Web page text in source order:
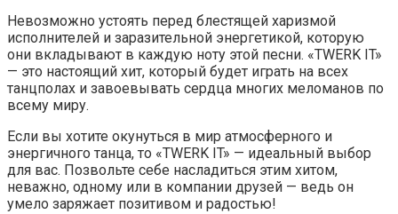
Невозможно устоять перед блестящей харизмой
исполнителей и заразительной энергетикой, которую
они вкладывают в каждую ноту этой песни. «TWERK IT»
— это настоящий хит, который будет играть на всех
танцполах и завоевывать сердца многих меломанов по
всему миру.
Если вы хотите окунуться в мир атмосферного и
энергичного танца, то «TWERK IT» — идеальный выбор
для вас. Позвольте себе насладиться этим хитом,
неважно, одному или в компании друзей — ведь он
умело заряжает позитивом и радостью!